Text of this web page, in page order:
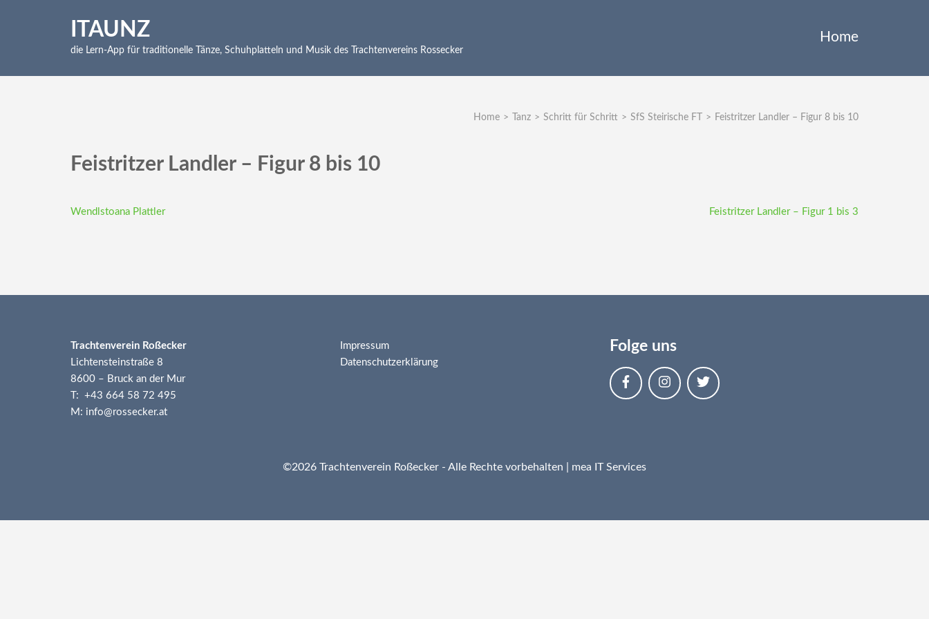
Enter)
ITAUNZ
die Lern-App für traditionelle Tänze, Schuhplatteln und Musik des Trachtenvereins Rossecker
Home
Home > Tanz > Schritt für Schritt > SfS Steirische FT > Feistritzer Landler – Figur 8 bis 10
Feistritzer Landler – Figur 8 bis 10
Beitragsnavigation
Wendlstoana Plattler Feistritzer Landler – Figur 1 bis 3
Trachtenverein Roßecker
Lichtensteinstraße 8
8600 – Bruck an der Mur
T: +43 664 58 72 495
M: info@rossecker.at
Impressum
Datenschutzerklärung
Folge uns
©2026 Trachtenverein Roßecker - Alle Rechte vorbehalten | mea IT Services